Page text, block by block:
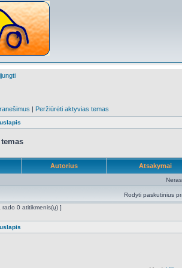
| Peržiūrėti aktyvias temas
Autorius Atsakymai
Rodyti paskutinius
rado 0 atitikmenis(ų) ]